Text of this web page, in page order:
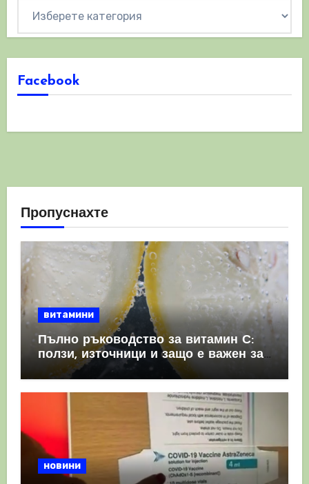
Facebook
Пропуснахте
витамини
Пълно ръководство за витамин С:
ползи, източници и защо е важен за
имунната система
новини